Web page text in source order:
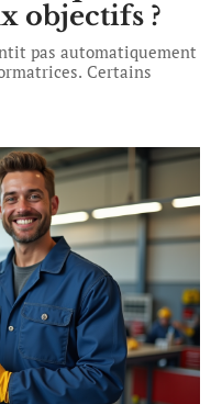
objectifs ?
pas automatiquement
Certains